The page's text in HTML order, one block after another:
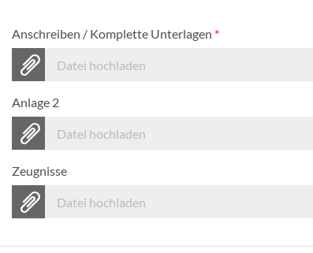
Anschreiben / Komplette Unterlagen *
Datei hochladen
Anlage 2
Datei hochladen
Zeugnisse
Datei hochladen